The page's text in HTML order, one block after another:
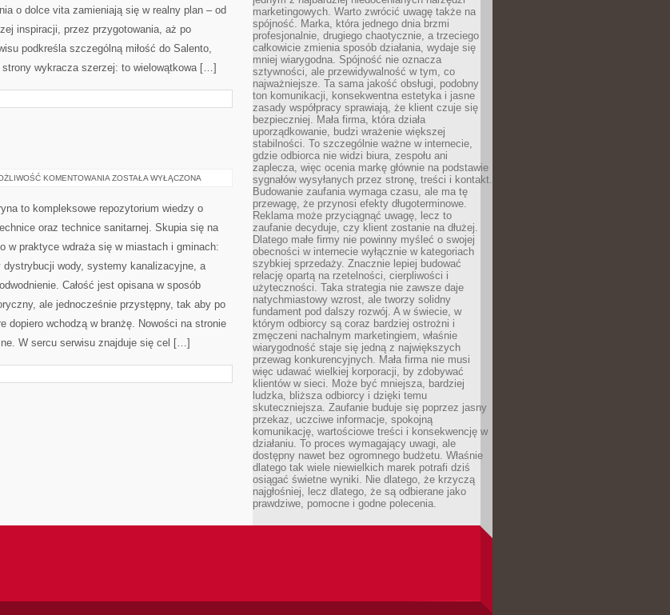
o dolce vita zamieniają się w realny plan – od
inspiracji, przez przygotowania, aż po
podkreśla szczególną miłość do Salento,
wykracza szerzej: to wielowątkowa […]
KOMENTOWANIA FOTOWOLTAIKA
ZOSTAŁA WYŁĄCZONA
to kompleksowe repozytorium wiedzy o
oraz technice sanitarnej. Skupia się na
w praktyce wdraża się w miastach i gminach:
dystrybucji wody, systemy kanalizacyjne, a
Całość jest opisana w sposób
ale jednocześnie przystępny, tak aby po
dopiero wchodzą w branżę. Nowości na stronie
W sercu serwisu znajduje się cel […]
marketingowych. Warto zwrócić uwagę także na
spójność. Marka, która jednego dnia brzmi
profesjonalnie, drugiego chaotycznie, a trzeciego
całkowicie zmienia sposób działania, wydaje się
mniej wiarygodna. Spójność nie oznacza
sztywności, ale przewidywalność w tym, co
najważniejsze. Ta sama jakość obsługi, podobny
ton komunikacji, konsekwentna estetyka i jasne
zasady współpracy sprawiają, że klient czuje się
bezpieczniej. Mała firma, która działa
uporządkowanie, budzi wrażenie większej
stabilności. To szczególnie ważne w internecie,
gdzie odbiorca nie widzi biura, zespołu ani
zaplecza, więc ocenia markę głównie na podstawie
sygnałów wysyłanych przez stronę, treści i kontakt.
Budowanie zaufania wymaga czasu, ale ma tę
przewagę, że przynosi efekty długoterminowe.
Reklama może przyciągnąć uwagę, lecz to
zaufanie decyduje, czy klient zostanie na dłużej.
Dlatego małe firmy nie powinny myśleć o swojej
obecności w internecie wyłącznie w kategoriach
szybkiej sprzedaży. Znacznie lepiej budować
relację opartą na rzetelności, cierpliwości i
użyteczności. Taka strategia nie zawsze daje
natychmiastowy wzrost, ale tworzy solidny
fundament pod dalszy rozwój. A w świecie, w
którym odbiorcy są coraz bardziej ostrożni i
zmęczeni nachalnym marketingiem, właśnie
wiarygodność staje się jedną z największych
przewag konkurencyjnych. Mała firma nie musi
więc udawać wielkiej korporacji, by zdobywać
klientów w sieci. Może być mniejsza, bardziej
ludzka, bliższa odbiorcy i dzięki temu
skuteczniejsza. Zaufanie buduje się poprzez jasny
przekaz, uczciwe informacje, spokojną
komunikację, wartościowe treści i konsekwencję w
działaniu. To proces wymagający uwagi, ale
dostępny nawet bez ogromnego budżetu. Właśnie
dlatego tak wiele niewielkich marek potrafi dziś
osiągać świetne wyniki. Nie dlatego, że krzyczą
najgłośniej, lecz dlatego, że są odbierane jako
prawdziwe, pomocne i godne polecenia.